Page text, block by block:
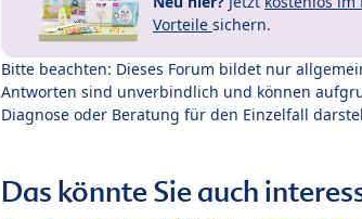
Vorteile sichern.
Bitte beachten: Dieses Forum bildet nur
Antworten sind unverbindlich und können
Diagnose oder Beratung für den Einzelfall
Das könnte Sie auch